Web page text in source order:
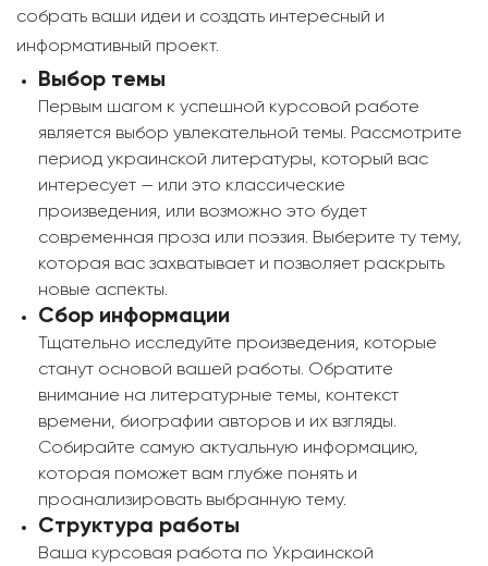
собрать ваши идеи и создать интересный и
информативный проект.
Выбор темы
Первым шагом к успешной курсовой работе
является выбор увлекательной темы. Рассмотрите
период украинской литературы, который вас
интересует — или это классические
произведения, или возможно это будет
современная проза или поэзия. Выберите ту тему,
которая вас захватывает и позволяет раскрыть
новые аспекты.
Сбор информации
Тщательно исследуйте произведения, которые
станут основой вашей работы. Обратите
внимание на литературные темы, контекст
времени, биографии авторов и их взгляды.
Собирайте самую актуальную информацию,
которая поможет вам глубже понять и
проанализировать выбранную тему.
Структура работы
Ваша курсовая работа по Украинской